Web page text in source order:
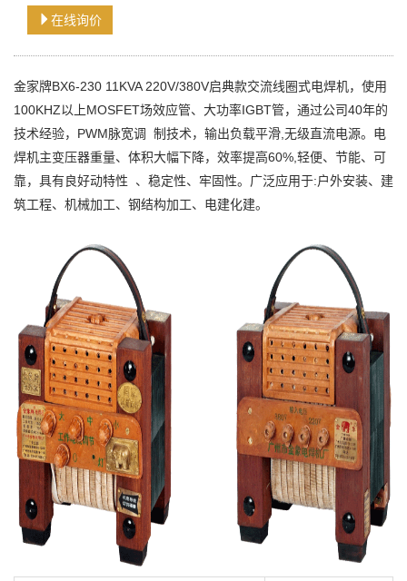
在线询价
金家牌BX6-230 11KVA 220V/380V启典款交流线圈式电焊机，使用
100KHZ以上MOSFET场效应管、大功率IGBT管，通过公司40年的
技术经验，PWM脉宽调 制技术，输出负载平滑,无级直流电源。电
焊机主变压器重量、体积大幅下降，效率提高60%,轻便、节能、可
靠，具有良好动特性 、稳定性、牢固性。广泛应用于:户外安装、建
筑工程、机械加工、钢结构加工、电建化建。